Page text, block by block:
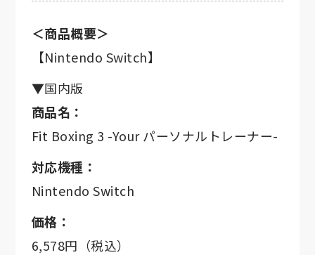
＜商品概要＞
【Nintendo Switch】
▼国内版
商品名：
Fit Boxing 3 -Your パーソナルトレーナー-
対応機種：
Nintendo Switch
価格：
6,578円（税込）